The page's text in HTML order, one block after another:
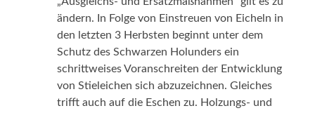
ändern. In Folge von Einstreuen von Eicheln in
den letzten 3 Herbsten beginnt unter dem
Schutz des Schwarzen Holunders ein
schrittweises Voranschreiten der Entwicklung
von Stieleichen sich abzuzeichnen. Gleiches
trifft auch auf die Eschen zu. Holzungs- und